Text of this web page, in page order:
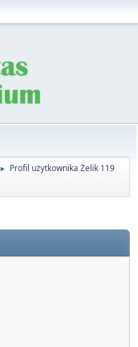
► Profil użytkownika Żelik 119